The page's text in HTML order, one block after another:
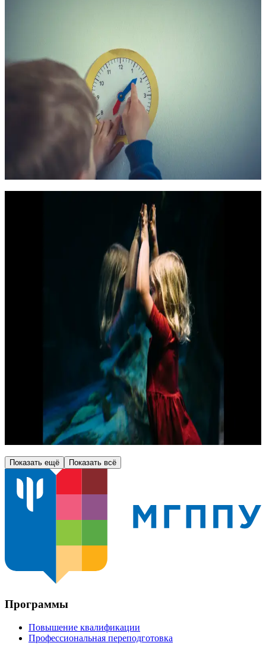
В процессе обучения слушатели получат теоретические
знания и практические знания в области нейропсихологии,
что позволит обеспечить максимальную индивидуализацию
обучения и разработку эффективных обучающих стратегий
Психолого-педагогическая деятельность
Нейропсихология детского возраста.
Нейродиагностика» и «Нейропсихологический
подход к коррекции нарушения развития у детей
Предлагаем вам пройти обучение по уникальной программе
по нейропсихологии, состоящей из двух блоков:
«Нейропсихология детского возраста. Нейродиагностика» и
«Нейропсихологический подход к коррекции нарушения
В процессе обучения вы будете знать основные положения
нейропсихологии и овладеете навыками
нейропсихологической диагностики и коррекции детей,
испытывающих трудности в обучении.
₽
Показать ещё Показать всё
Программы
Повышение квалификации
Профессиональная переподготовка